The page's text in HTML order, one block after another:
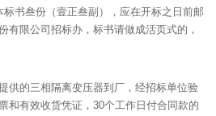
书叁份（壹正叁副），应在开标之日前邮
有限公司招标办，标书请做成活页式的，
供的三相隔离变压器到厂，经招标单位验
和有效收货凭证，30个工作日付合同款的